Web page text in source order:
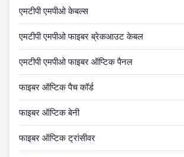
एमटीपी एमपीओ केबल्स
एमटीपी एमपीओ फाइबर ब्रेकआउट केबल
एमटीपी एमपीओ फाइबर ऑप्टिक पैनल
फाइबर ऑप्टिक पैच कॉर्ड
फाइबर ऑप्टिक बेनी
फाइबर ऑप्टिक ट्रांसीवर